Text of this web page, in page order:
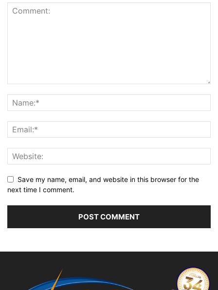
Save my name, email, and website in this browser for the
next time I comment.